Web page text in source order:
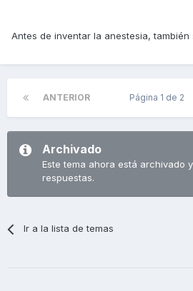
Antes de inventar la anestesia, también
ANTERIOR Página 1 de 2
Archivado
Este tema ahora está archivado
respuestas.
Ir a la lista de temas